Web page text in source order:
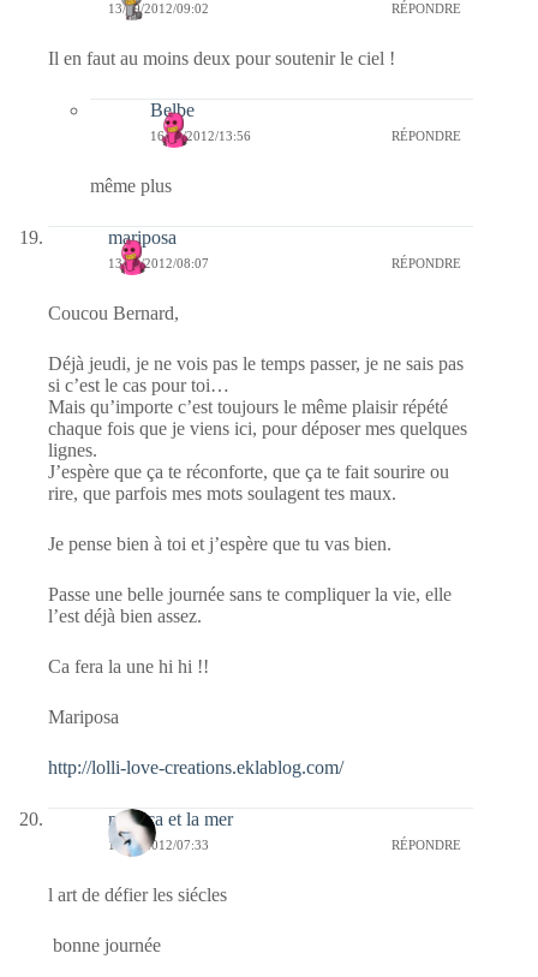
13/09/2012/09:02 RÉPONDRE
Il en faut au moins deux pour soutenir le ciel !
Belbe
16/09/2012/13:56 RÉPONDRE
même plus
mariposa
13/09/2012/08:07 RÉPONDRE
Coucou Bernard,
Déjà jeudi, je ne vois pas le temps passer, je ne sais pas
si c’est le cas pour toi…
Mais qu’importe c’est toujours le même plaisir répété
chaque fois que je viens ici, pour déposer mes quelques
lignes.
J’espère que ça te réconforte, que ça te fait sourire ou
rire, que parfois mes mots soulagent tes maux.
Je pense bien à toi et j’espère que tu vas bien.
Passe une belle journée sans te compliquer la vie, elle
l’est déjà bien assez.
Ca fera la une hi hi !!
Mariposa
http://lolli-love-creations.eklablog.com/
monica et la mer
13/09/2012/07:33 RÉPONDRE
l art de défier les siécles
bonne journée